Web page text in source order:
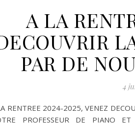
A LA
PAR DE
4
RENTREE 2024-2025, VENEZ
PROFESSEUR DE PIANO